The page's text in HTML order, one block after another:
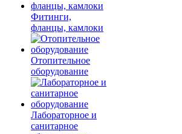
Фитинги,
фланцы, камлоки
Отопительное
оборудование
Лабораторное и
санитарное